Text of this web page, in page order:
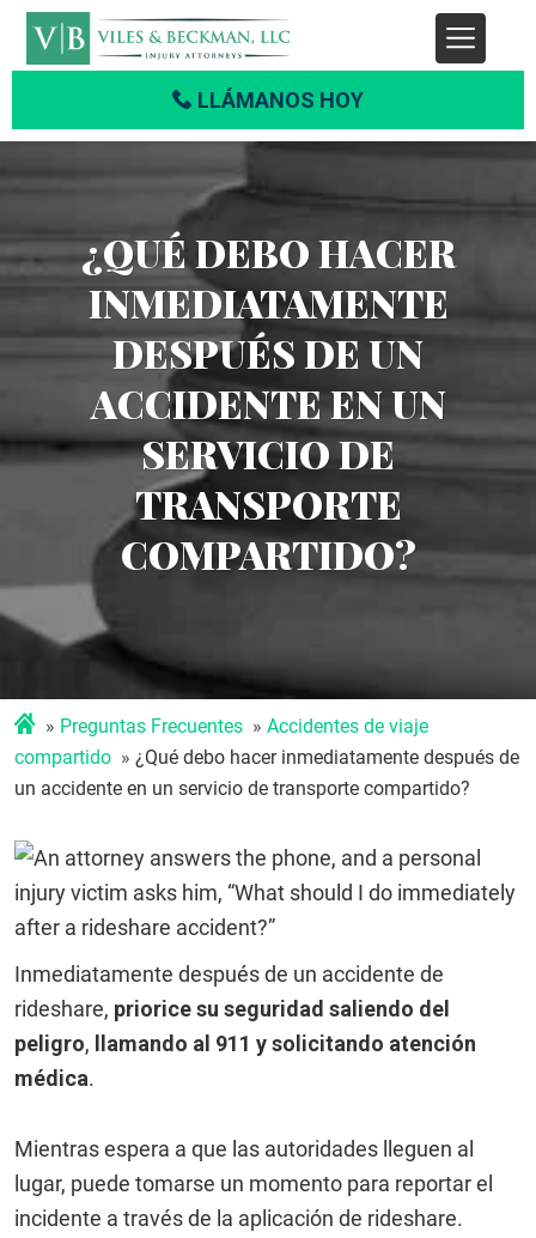
LLÁMANOS HOY
¿QUÉ DEBO HACER
INMEDIATAMENTE
DESPUÉS DE UN
ACCIDENTE EN UN
SERVICIO DE
TRANSPORTE
COMPARTIDO?
Preguntas Frecuentes
Accidentes de viaje
compartido
¿Qué debo hacer inmediatamente después de
un accidente en un servicio de transporte compartido?
Inmediatamente después de un accidente de
rideshare, priorice su seguridad saliendo del
peligro, llamando al 911 y solicitando atención
médica.
Mientras espera a que las autoridades lleguen al
lugar, puede tomarse un momento para reportar el
incidente a través de la aplicación de rideshare.